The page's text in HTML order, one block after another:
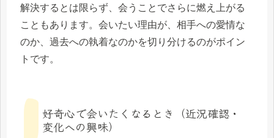
解決するとは限らず、会うことでさらに燃え上がる
こともあります。会いたい理由が、相手への愛情な
のか、過去への執着なのかを切り分けるのがポイン
トです。
好奇心で会いたくなるとき（近況確認・
変化への興味）